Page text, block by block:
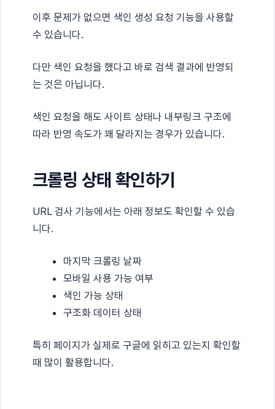
이후 문제가 없으면 색인 생성 요청 기능을 사용할
수 있습니다.
다만 색인 요청을 했다고 바로 검색 결과에 반영되
는 것은 아닙니다.
색인 요청을 해도 사이트 상태나 내부링크 구조에
따라 반영 속도가 꽤 달라지는 경우가 있습니다.
크롤링 상태 확인하기
URL 검사 기능에서는 아래 정보도 확인할 수 있습
니다.
마지막 크롤링 날짜
모바일 사용 가능 여부
색인 가능 상태
구조화 데이터 상태
특히 페이지가 실제로 구글에 읽히고 있는지 확인할
때 많이 활용합니다.